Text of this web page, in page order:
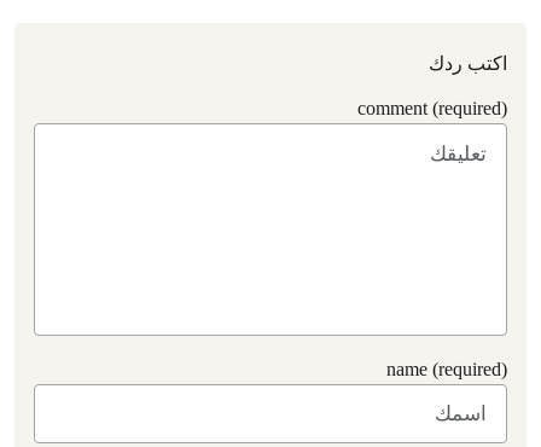
اكتب ردك
comment (required)
name (required)